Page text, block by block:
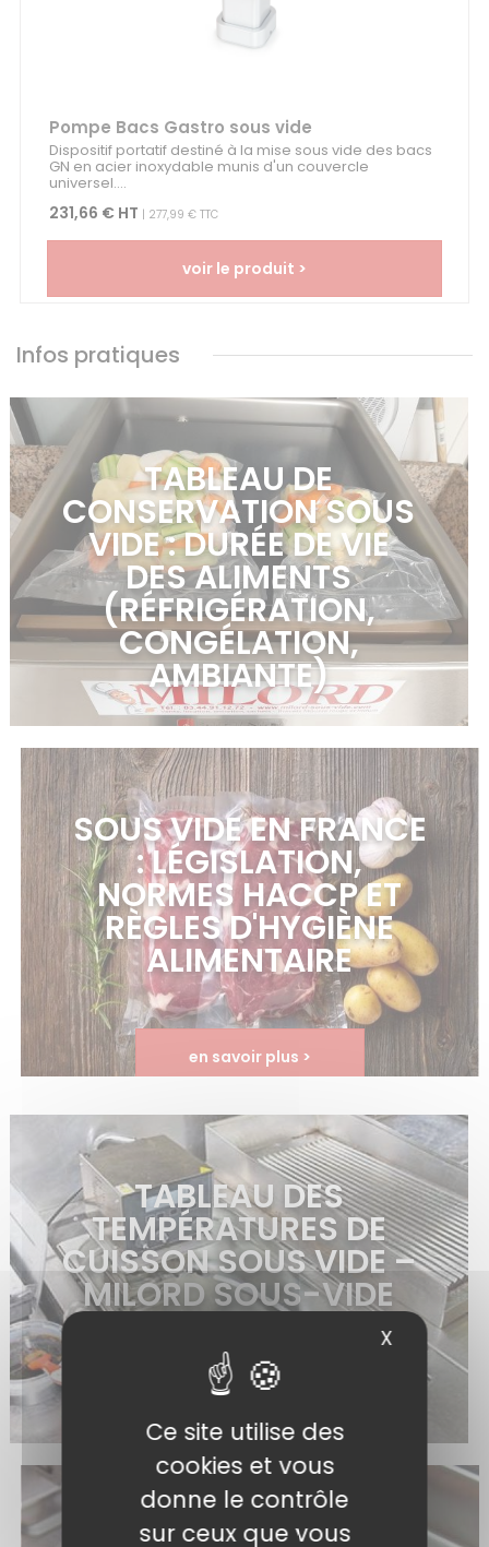
Pompe Bacs Gastro sous vide
Dispositif portatif destiné à la mise sous vide des bacs
GN en acier inoxydable munis d'un couvercle
universel....
231,66 € HT | 277,99 € TTC
voir le produit >
Infos pratiques
TABLEAU DE
CONSERVATION SOUS
VIDE : DURÉE DE VIE
DES ALIMENTS
(RÉFRIGÉRATION,
CONGÉLATION,
AMBIANTE)
en savoir plus >
SOUS VIDE EN FRANCE
: LÉGISLATION,
NORMES HACCP ET
RÈGLES D'HYGIÈNE
ALIMENTAIRE
en savoir plus >
TABLEAU DES
TEMPÉRATURES DE
CUISSON SOUS VIDE –
MILORD SOUS-VIDE
en savoir plus >
Ce site utilise des
cookies et vous
donne le contrôle
sur ceux que vous
X